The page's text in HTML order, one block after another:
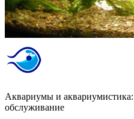
Аквариумы и аквариумистика:
обслуживание